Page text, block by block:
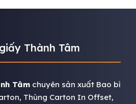
Thành Tâm
Tâm chuyên sản xuất Bao bì
Thùng Carton In Offset,